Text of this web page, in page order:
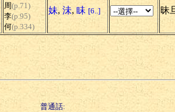
周(p.71)
李(p.95)
何(p.334)
妹, 沬, 眛 [6..] 昧
普通話: